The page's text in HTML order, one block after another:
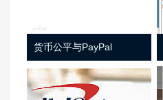
货币公平与PayPal